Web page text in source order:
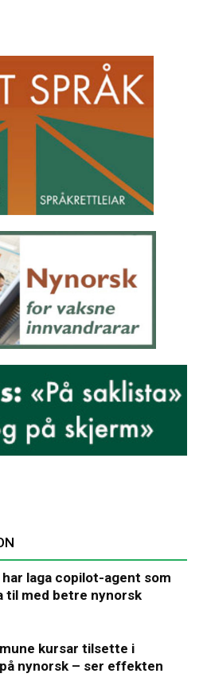
laga copilot-agent som
til med betre nynorsk
kursar tilsette i
nynorsk – ser effekten